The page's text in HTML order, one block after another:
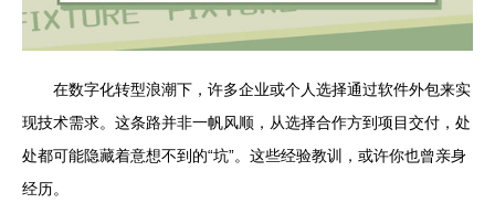
在数字化转型浪潮下，许多企业或个人选择通过软件外包来实
现技术需求。这条路并非一帆风顺，从选择合作方到项目交付，处
处都可能隐藏着意想不到的“坑”。这些经验教训，或许你也曾亲身
经历。